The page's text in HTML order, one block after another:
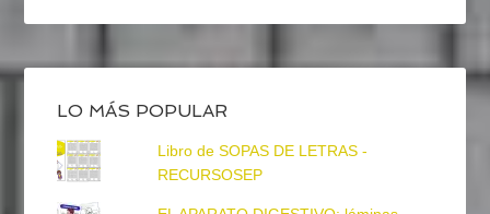
LO MÁS POPULAR
Libro de SOPAS DE LETRAS -
RECURSOSEP